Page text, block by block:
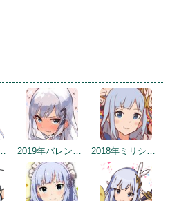
2019年バレンタイントップ画面 2018年ミリシタ感謝祭